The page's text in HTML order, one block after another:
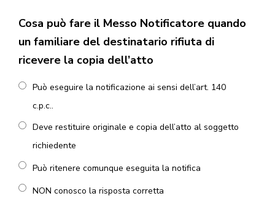
Cosa può fare il Messo Notificatore quando
un familiare del destinatario rifiuta di
ricevere la copia dell’atto
Può eseguire la notificazione ai sensi dell’art. 140
c.p.c..
Deve restituire originale e copia dell’atto al soggetto
richiedente
Può ritenere comunque eseguita la notifica
NON conosco la risposta corretta